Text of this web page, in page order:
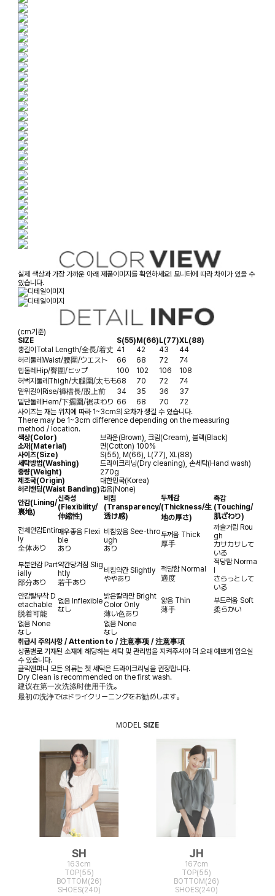
실제 색상과 가장 가까운 아래 제품이미지를 확인하세요! 모니터에 따라 차이가 있을 수
있습니다.
(cm기준)
SIZE
S(55)M(66)L(77)XL(88)
총길이Total Length/全長/着丈 41 42 43
44
허리둘레Waist/腰圍/ウエスト 66 68 72
74
힙둘레Hip/臀圍/ヒップ 100 102 106
108
허벅지둘레Thigh/大腿圍/太もも68 70 72
74
밑위길이Rise/褲檔長/股上前 34 35 36
37
밑단둘레Hem/下擺圍/裾まわり 66 68 70
72
사이즈는 재는 위치에 따라 1~3cm의 오차가 생길 수 있습니다.
There may be 1~3cm difference depending on the measuring
method / location.
색상(Color)
브라운(Brown), 크림(Cream), 블랙(Black)
소재(Material)
면(Cotton) 100%
사이즈(Size)
S(55), M(66), L(77), XL(88)
세탁방법(Washing)
드라이크리닝(Dry cleaning), 손세탁(Hand wash)
중량(Weight)
270g
제조국(Origin)
대한민국(Korea)
허리밴딩(Waist Banding)없음(None)
안감(Lining/
裏地)
신축성
(Flexibility/
伸縮性)
비침
(Transparency/
透け感)
두께감
(Thickness/生
地の厚さ)
촉감
(Touching/
肌ざわり)
전체안감Entir
ly
全体あり
매우좋음 Flexi
ble
あり
비침있음 See-thro
ugh
あり
두꺼움 Thick
厚手
까슬거림 Rou
gh
カサカサして
いる
부분안감 Part
ially
部分あり
약간당겨짐 Slig
htly
若干あり
비침약간Slightly
ややあり
적당함 Normal
適度
적당함 Norma
l
さらっとして
いる
안감탈부착 D
etachable
脱着可能
없음 Inflexible
なし
밝은칼라만 Bright
Color Only
薄い色あり
얇음 Thin
薄手
부드러움 Soft
柔らかい
없음 None
なし
없음 None
なし
취급시 주의사항 / Attention to / 注意事项 / 注意事項
상품별로 기재된 소재에 해당하는 세탁 및 관리법을 지켜주셔야 더 오래 예쁘게 입으실
수 있습니다.
클릭앤퍼니 모든 의류는 첫 세탁은 드라이크리닝을 권장합니다.
Dry Clean is recommended on the first wash.
建议在第一次洗涤时使用干洗。
最初の洗浄ではドライクリーニングをお勧めします。
MODEL SIZE
SH
163cm
TOP(55)
BOTTOM(26)
SHOES(240)
JH
167cm
TOP(55)
BOTTOM(26)
SHOES(240)